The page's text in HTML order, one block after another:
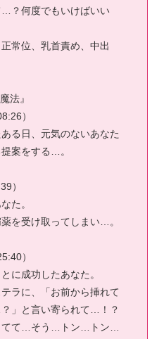
…？何度でもいけばいい
常位、乳首責め、中出
法』
）
る日、元気のないあなた
案をする…。
）
た。
を受け取ってしまい…。
）
に成功したあなた。
ラに、「お前から挿れて
」と言い寄られて…！？
てて…そう…トン…トン…